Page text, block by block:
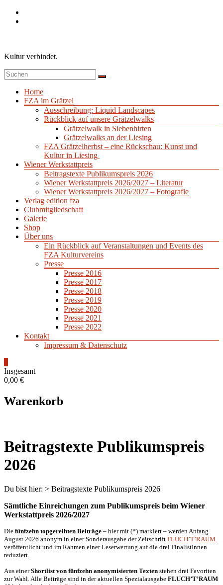
Zum
Inhalt
Kultur verbindet.
Menü
Home
FZA im Grätzel
Ausschreibung: Liquid Landscapes
Rückblick auf unsere Grätzelwalks
Grätzelwalk in Siebenhirten
Grätzelwalks an der Liesing
FZA Grätzelherbst – eine Rückschau: Kunst und
Kultur in Liesing
Wiener Werkstattpreis
Beitragstexte Publikumspreis 2026
Wiener Werkstattpreis 2026/2027 – Literatur
Wiener Werkstattpreis 2026/2027 – Fotografie
Verlag edition fza
Clubmitgliedschaft
Galerie
Shop
Über uns
Ein Rückblick auf Veranstaltungen und Events des
FZA Kulturvereins
Presse
Presse 2016
Presse 2017
Presse 2018
Presse 2019
Presse 2020
Presse 2021
Presse 2022
Kontakt
Impressum & Datenschutz
Insgesamt
0,00 €
Warenkorb
Beitragstexte Publikumspreis
2026
Du bist hier: > Beitragstexte Publikumspreis 2026
Sämtliche Einreichungen zum Publikumspreis beim Wiener
Werkstattpreis 2026/2027
Die fünfzehn topgereihten Beiträge – hier mit (*) markiert – werden Anfang
August 2026 anonym in einer Sonderausgabe der Zeitschrift FLUCH’T’RAUM
veröffentlicht und im Rahmen einer Leserwertung auf die drei FinalistInnen
reduziert.
Aus einerShortlist von fünfzehn anonymisierten Texten stehen drei Favoriten
zur Wahl. Alle Beiträge sind in der aktuellen Spezialausgabe FLUCH’T’RAUM